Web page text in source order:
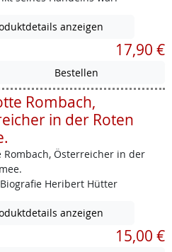
anzeigen
17,90 €
Rombach,
in der Roten
Rombach, Österreicher in der
Heribert Hütter
anzeigen
15,00 €